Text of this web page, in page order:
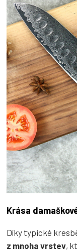
Krása
Díky typické
z mnoha vrstev,